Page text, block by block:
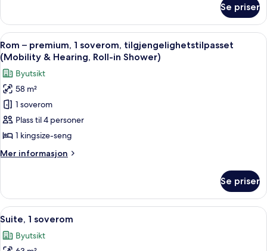
&
Hearing,
Roll-
in
Shower)
–
premier,
2
queensize-
senger,
tilgjengelighetstilpasset
(Mobility
&
Hearing,
Roll-
Shower)
Se priser
Åpne
alle
bildene
av
Rom
–
premium,
1
soverom,
tilgjengelighetstilpasset
&
Hearing,
Roll-
in
Shower)
Rom – premium, 1 soverom,
6
Rom – premium, 1 soverom, tilgjengelighetstilpasset
(Mobility & Hearing, Roll-in Shower)
Byutsikt
58 m²
1 soverom
Plass til 4 personer
1 kingsize-seng
Mer informasjon
Mer
–
premium,
1
tilgjengelighetstilpasset
Se priser
Åpne
alle
bildene
4
Suite, 1 soverom
Byutsikt